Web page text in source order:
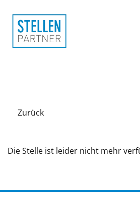
Zurück
Die Stelle ist leider nicht mehr